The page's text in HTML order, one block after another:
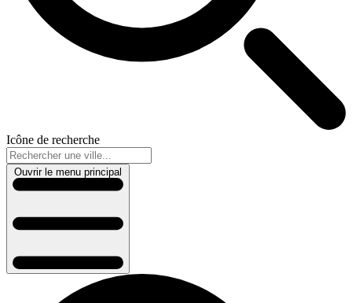
Icône de recherche
Ouvrir le menu principal